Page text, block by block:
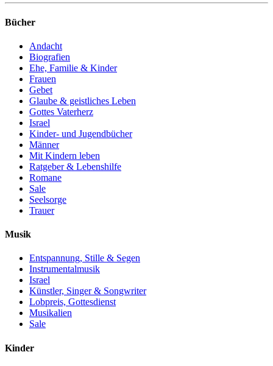
Bücher
Andacht
Biografien
Ehe, Familie & Kinder
Frauen
Gebet
Glaube & geistliches Leben
Gottes Vaterherz
Israel
Kinder- und Jugendbücher
Männer
Mit Kindern leben
Ratgeber & Lebenshilfe
Romane
Sale
Seelsorge
Trauer
Musik
Entspannung, Stille & Segen
Instrumentalmusik
Israel
Künstler, Singer & Songwriter
Lobpreis, Gottesdienst
Musikalien
Sale
Kinder